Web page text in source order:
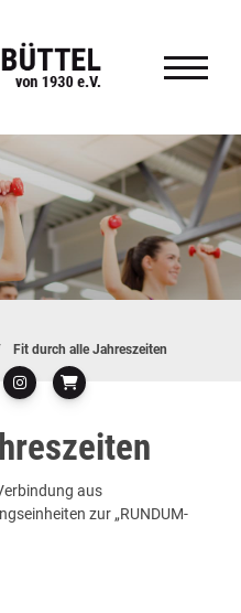
Fit durch alle Jahreszeiten
aus
zur „RUNDUM-